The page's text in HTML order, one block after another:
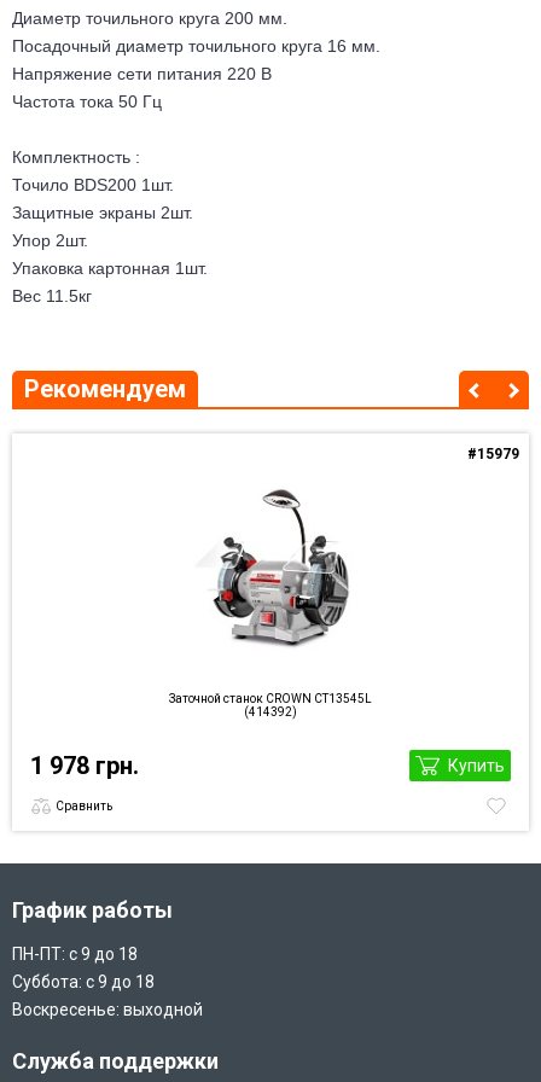
Диаметр точильного круга 200 мм.
Посадочный диаметр точильного круга 16 мм.
Напряжение сети питания 220 В
Частота тока 50 Гц
Комплектность :
Точило BDS200 1шт.
Защитные экраны 2шт.
Упор 2шт.
Упаковка картонная 1шт.
Вес 11.5кг
Рекомендуем
#15979
Заточной станок CROWN CT13545L
(414392)
1 978 грн. Купить
Сравнить
График работы
ПН-ПТ: с 9 до 18
Суббота: с 9 до 18
Воскресенье: выходной
Служба поддержки